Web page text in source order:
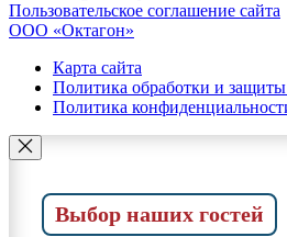
Пользовательское соглашение сайта
ООО «Октагон»
Карта сайта
Политика обработки и
Политика
Выбор наших гостей